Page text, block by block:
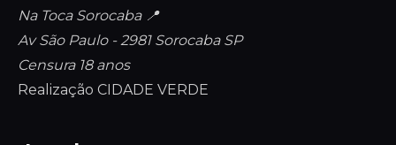
Na Toca Sorocaba 📍
Av São Paulo - 2981 Sorocaba SP
Censura 18 anos
Realização CIDADE VERDE